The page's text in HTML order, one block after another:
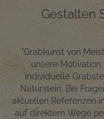
Gestalten
"Grabkunst von
unsere
individuelle
Naturstein. Bei
aktuellen Referenzen
auf direktem Wege